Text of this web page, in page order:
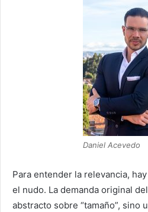
Daniel Acevedo
Para entender la relevancia,
el nudo. La demanda original
abstracto sobre “tamaño”, sino